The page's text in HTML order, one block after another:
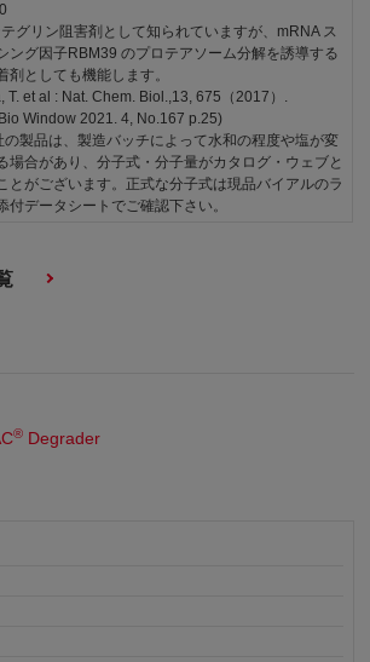
グリン阻害剤として知られていますが、mRNA ス
ング因子RBM39 のプロテアソーム分解を誘導する
剤としても機能します。
T. et al : Nat. Chem. Biol.,13, 675（2017）.
Window 2021. 4, No.167 p.25)
の製品は、製造バッチによって水和の程度や塩が変
場合があり、分子式・分子量がカタログ・ウェブと
とがございます。正式な分子式は現品バイアルのラ
付データシートでご確認下さい。
® Degrader